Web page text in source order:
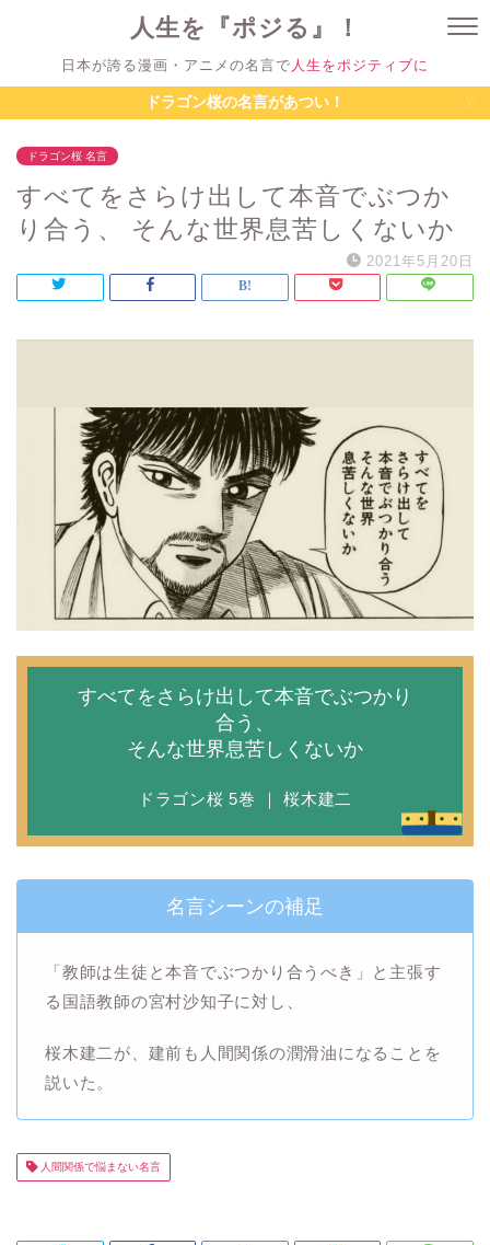
人生を『ポジる』！
日本が誇る漫画・アニメの名言で 人生をポジティブに
ドラゴン桜の名言があつい！
ドラゴン桜 名言
すべてをさらけ出して本音でぶつか
り合う、 そんな世界息苦しくないか
2021年5月20日
すべてをさらけ出して本音でぶつかり
合う、
そんな世界息苦しくないか
ドラゴン桜 5巻 ｜ 桜木建二
名言シーンの補足
「教師は生徒と本音でぶつかり合うべき」と主張す
る国語教師の宮村沙知子に対し、
桜木建二が、建前も人間関係の潤滑油になることを
説いた。
人間関係で悩まない名言